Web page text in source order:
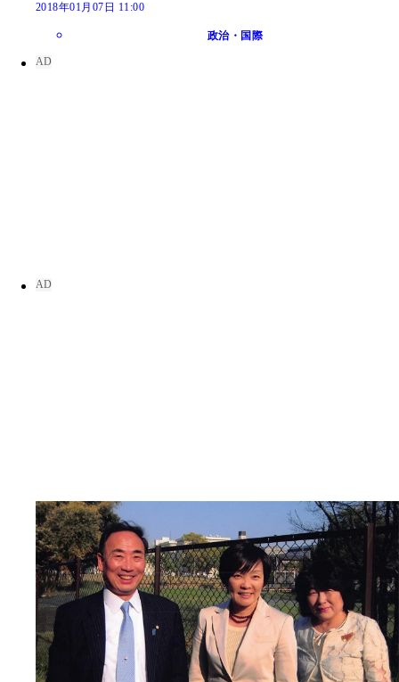
2018年01月07日 11:00
政治・国際